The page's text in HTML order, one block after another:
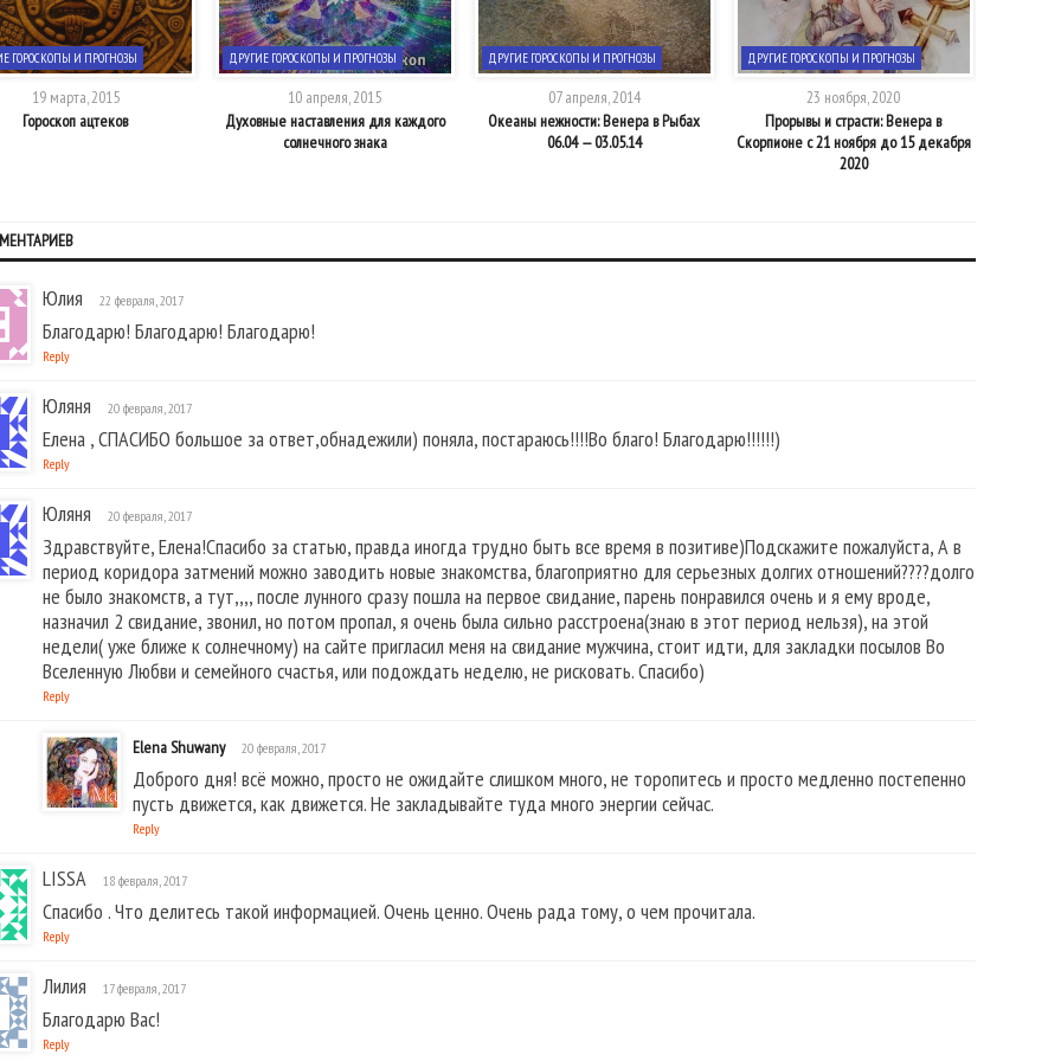
ГОРОСКОПЫ И ПРОГНОЗЫ
19 марта, 2015
Гороскоп ацтеков
ДРУГИЕ ГОРОСКОПЫ И ПРОГНОЗЫ
10 апреля, 2015
Духовные наставления для каждого
солнечного знака
ДРУГИЕ ГОРОСКОПЫ И ПРОГНОЗЫ
07 апреля, 2014
Океаны нежности: Венера в Рыбах
06.04 — 03.05.14
ДРУГИЕ ГОРОСКОПЫ И ПРОГНОЗЫ
23 ноября, 2020
Прорывы и страсти: Венера в
Скорпионе с 21 ноября до 15 декабря
2020
Юлия 22 февраля, 2017
Благодарю! Благодарю! Благодарю!
Reply
Юляня 20 февраля, 2017
Елена , СПАСИБО большое за ответ,обнадежили) поняла, постараюсь!!!!Во благо! Благодарю!!!!!!)
Reply
Юляня 20 февраля, 2017
Здравствуйте, Елена!Спасибо за статью, правда иногда трудно быть все время в позитиве)Подскажите пожалуйста, А в
период коридора затмений можно заводить новые знакомства, благоприятно для серьезных долгих отношений????долго
не было знакомств, а тут,,,, после лунного сразу пошла на первое свидание, парень понравился очень и я ему вроде,
назначил 2 свидание, звонил, но потом пропал, я очень была сильно расстроена(знаю в этот период нельзя), на этой
недели( уже ближе к солнечному) на сайте пригласил меня на свидание мужчина, стоит идти, для закладки посылов Во
Вселенную Любви и семейного счастья, или подождать неделю, не рисковать. Спасибо)
Reply
Elena Shuwany 20 февраля, 2017
Доброго дня! всё можно, просто не ожидайте слишком много, не торопитесь и просто медленно постепенно
пусть движется, как движется. Не закладывайте туда много энергии сейчас.
Reply
LISSA 18 февраля, 2017
Спасибо . Что делитесь такой информацией. Очень ценно. Очень рада тому, о чем прочитала.
Reply
Лилия 17 февраля, 2017
Благодарю Вас!
Reply